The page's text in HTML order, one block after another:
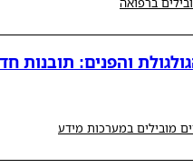
מובילים במערכות מידע